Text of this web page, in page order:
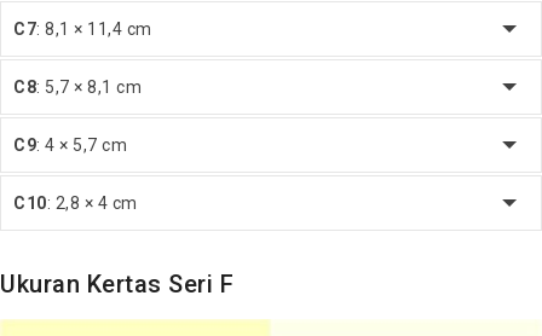
C7: 8,1 × 11,4 cm
C8: 5,7 × 8,1 cm
C9: 4 × 5,7 cm
C10: 2,8 × 4 cm
Ukuran Kertas Seri F